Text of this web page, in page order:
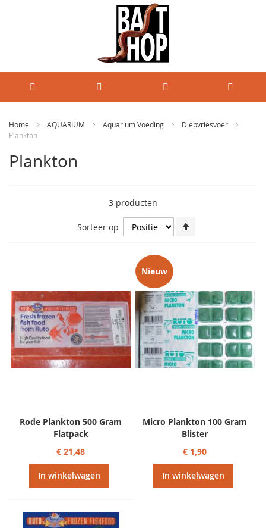
Home AQUARIUM Aquarium Voeding
Diepvriesvoer
Plankton
Plankton
3 producten
Sorteer op
Rode Plankton 500 Gram
Flatpack
€ 21,48
In winkelwagen
Nieuw
Micro Plankton 100 Gram
Blister
€ 1,90
In winkelwagen